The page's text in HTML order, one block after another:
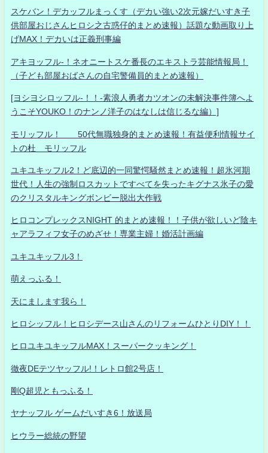
スケバン！デカッフルまっくす（デカい強い2次元嫁だいすき子
供部屋おじさんヒロシ之古惑仔的まとめ速報）話題な動画取り上
げMAX！デカいは正義刑事編
アキヨッフル-！ネオニートスケ番長のエキストラ芸能情報局！
（子ども部屋おばさんの自宅警備員的まとめ速報）
[ヨシヨシロッフル-！！-素浪人勇者カツオンの未解決事件簿へよ
うこそYOUKO！のナンノ洋子のはなしは信じるな編）]
モリッフル！ 50代無職独身的まとめ速報！有益便利情報サイ
トの杜 モリッフル
ユキユキッフル2！ど底辺的一同驚愕騒然まとめ速報！超氷河期
世代！人生の強制ロスカットですべてを失ったキグナス氷子の愛
のクリスタルキングボンビー脱出大作戦
ヒロコンプレックスNIGHT 的まとめ速報！！子供が欲しいど陰キ
ャアラフィフ女子のめざせ！専業主婦！婚活計画編
ユキユキッフル3！
萌えっふる！
天にまします我ら！
ヒロシッフル！ヒロシデース山さんのリフォームひとりDIY！！
ヒロユキユキッフルMAX！スーパークッキング！
徹夜DEテツヤッフル!！レトロ館2号店！
剛Q超児ともっふる！
ヤナッフル ゲームだいすき6！放送局
ヒウラー総統の野望